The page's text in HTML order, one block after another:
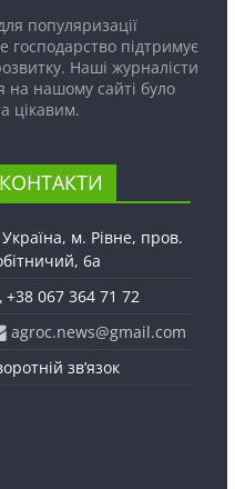
популяризації
господарство підтримує
Наші журналісти
на нашому сайті було
цікавим.
КОНТАКТИ
Україна, м. Рівне, пров.
6а
+38 067 364 71 72
agroc.news@gmail.com
зв’язок